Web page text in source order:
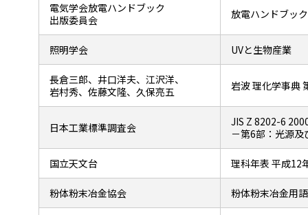
電気学会放電ハンドブック
出版委員会
放電ハンドブッ
照明学会 UVと生物産業
長倉三郎、井口洋夫、江沢洋、
岩村秀、佐藤文隆、久保亮五
岩波 理化学事典
日本工業標準調査会
JIS Z 8202-6
－第6部：光源
国立天文台 理科年表 平成12
粉体粉末冶金協会 粉体粉末冶金用